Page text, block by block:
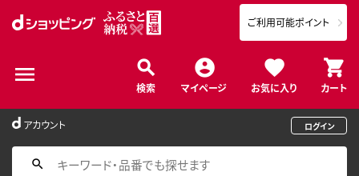
検索 マイページ お気に入り カート
ご利用可能ポイント
アカウント ログイン